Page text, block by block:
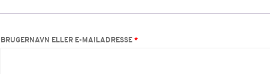
BRUGERNAVN ELLER E-MAILADRESSE *